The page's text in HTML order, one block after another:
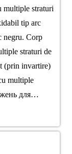
multiple straturi
tip arc
negru. Corp
straturi de
(prin invartire)
multiple
для…